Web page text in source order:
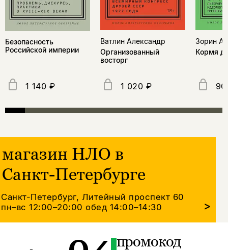
Безопасность
Российской империи
1 140 ₽
Ватлин Александр
Организованный
восторг
1 020 ₽
Зорин
Кормя
магазин НЛО в
Санкт-Петербурге
Санкт-Петербург, Литейный проспект 60
пн–вс 12:00–20:00обед 14:00–14:30 >
промокод